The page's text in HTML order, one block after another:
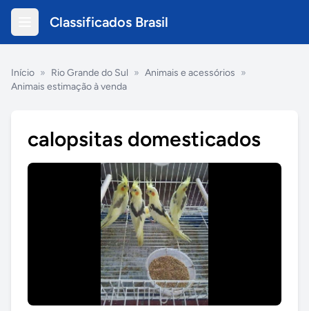
Classificados Brasil
Início » Rio Grande do Sul » Animais e acessórios »
Animais estimação à venda
calopsitas domesticados